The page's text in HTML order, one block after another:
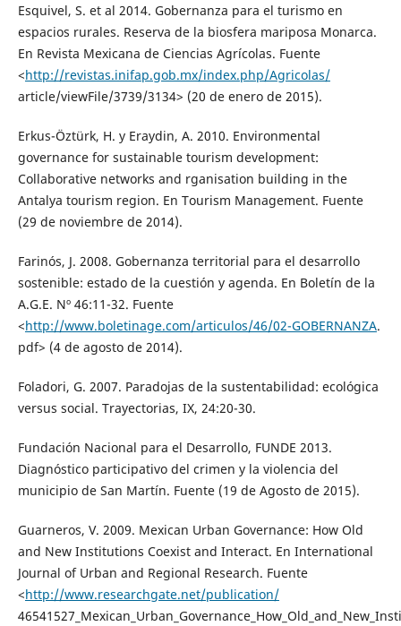
Esquivel, S. et al 2014. Gobernanza para el turismo en
espacios rurales. Reserva de la biosfera mariposa Monarca.
En Revista Mexicana de Ciencias Agrícolas. Fuente
<http://revistas.inifap.gob.mx/index.php/Agricolas/
article/viewFile/3739/3134> (20 de enero de 2015).
Erkus-Öztürk, H. y Eraydin, A. 2010. Environmental
governance for sustainable tourism development:
Collaborative networks and rganisation building in the
Antalya tourism region. En Tourism Management. Fuente
(29 de noviembre de 2014).
Farinós, J. 2008. Gobernanza territorial para el desarrollo
sostenible: estado de la cuestión y agenda. En Boletín de la
A.G.E. Nº 46:11-32. Fuente
<http://www.boletinage.com/articulos/46/02-GOBERNANZA.
pdf> (4 de agosto de 2014).
Foladori, G. 2007. Paradojas de la sustentabilidad: ecológica
versus social. Trayectorias, IX, 24:20-30.
Fundación Nacional para el Desarrollo, FUNDE 2013.
Diagnóstico participativo del crimen y la violencia del
municipio de San Martín. Fuente (19 de Agosto de 2015).
Guarneros, V. 2009. Mexican Urban Governance: How Old
and New Institutions Coexist and Interact. En International
Journal of Urban and Regional Research. Fuente
<http://www.researchgate.net/publication/